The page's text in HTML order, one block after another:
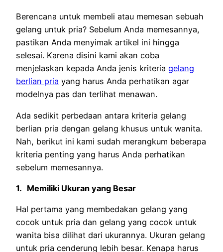
Berencana untuk membeli atau memesan sebuah
gelang untuk pria? Sebelum Anda memesannya,
pastikan Anda menyimak artikel ini hingga
selesai. Karena disini kami akan coba
menjelaskan kepada Anda jenis kriteria gelang
berlian pria yang harus Anda perhatikan agar
modelnya pas dan terlihat menawan.
Ada sedikit perbedaan antara kriteria gelang
berlian pria dengan gelang khusus untuk wanita.
Nah, berikut ini kami sudah merangkum beberapa
kriteria penting yang harus Anda perhatikan
sebelum memesannya.
1. Memiliki Ukuran yang Besar
Hal pertama yang membedakan gelang yang
cocok untuk pria dan gelang yang cocok untuk
wanita bisa dilihat dari ukurannya. Ukuran gelang
untuk pria cenderung lebih besar. Kenapa harus